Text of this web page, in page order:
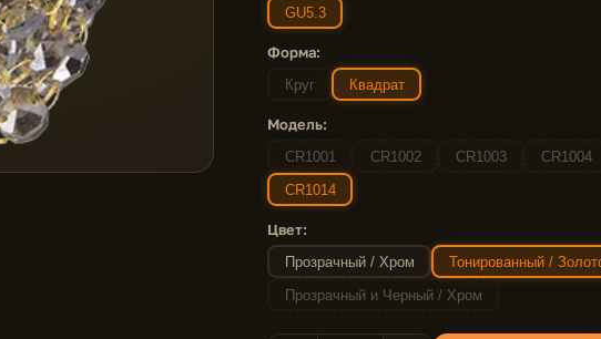
GU5.3
Форма:
Круг Квадрат
Модель:
CR1001 CR1002 CR1003 CR1004
CR1014
Цвет:
Прозрачный / Хром Тонированный /
Прозрачный и Черный / Хром